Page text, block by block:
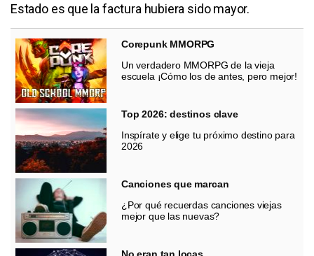
Estado es que la factura hubiera sido mayor.
Corepunk MMORPG
Un verdadero MMORPG de la vieja
escuela ¡Cómo los de antes, pero mejor!
Top 2026: destinos clave
Inspírate y elige tu próximo destino para
2026
Canciones que marcan
¿Por qué recuerdas canciones viejas
mejor que las nuevas?
No eran tan locas